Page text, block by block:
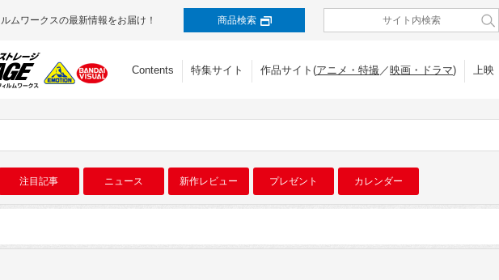
ムワークスの最新情報をお届け！ 商品検索
Contents 特集サイト 作品サイト(アニメ・特撮／映画・ドラマ) 上映
注目記事 ニュース 新作レビュー プレゼント カレンダー